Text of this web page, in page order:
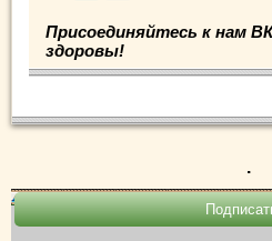
Присоединяйтесь к нам
здоровы!
.